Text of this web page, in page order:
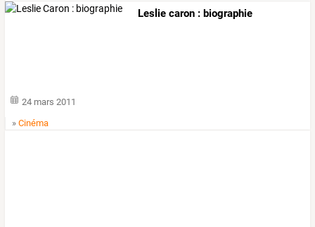
Leslie caron : biographie
24 mars 2011
»Cinéma